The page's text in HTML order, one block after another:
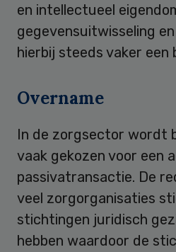
en intellectueel
gegevensuitwisseling
hierbij steeds vaker een
Overname
In de zorgsector wordt
vaak gekozen voor een
passivatransactie. De
veel zorgorganisaties
stichtingen juridisch
hebben waardoor de